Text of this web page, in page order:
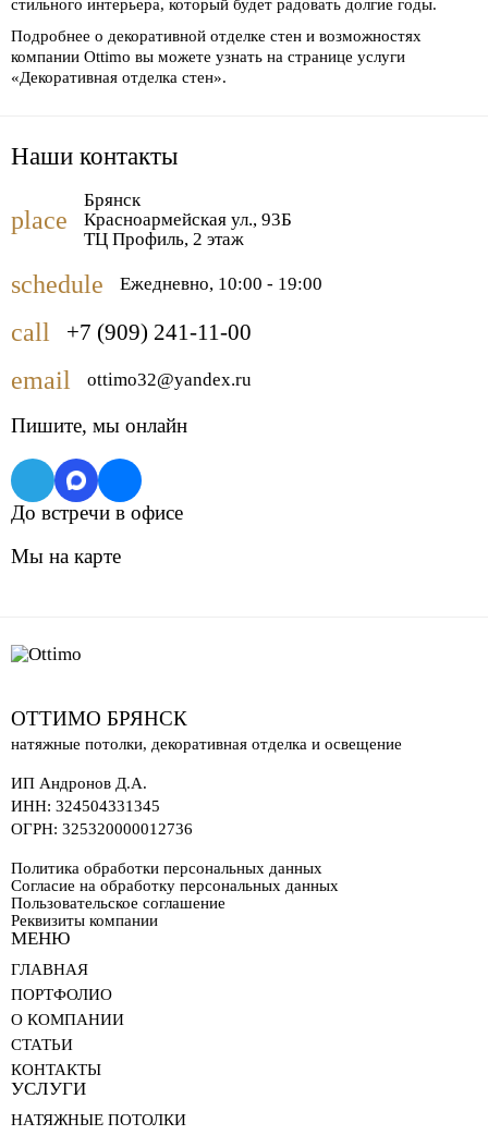
стильного интерьера, который будет радовать долгие годы.
Подробнее о декоративной отделке стен и возможностях
компании Ottimo вы можете узнать на странице услуги
«Декоративная отделка стен».
Наши контакты
place
Брянск
Красноармейская ул., 93Б
ТЦ Профиль, 2 этаж
schedule Ежедневно, 10:00 - 19:00
call +7 (909) 241-11-00
email ottimo32@yandex.ru
Пишите, мы онлайн
До встречи в офисе
Мы на карте
ОТТИМО БРЯНСК
натяжные потолки, декоративная отделка и освещение
ИП Андронов Д.А.
ИНН: 324504331345
ОГРН: 325320000012736
Политика обработки персональных данных
Согласие на обработку персональных данных
Пользовательское соглашение
Реквизиты компании
МЕНЮ
ГЛАВНАЯ
ПОРТФОЛИО
О КОМПАНИИ
СТАТЬИ
КОНТАКТЫ
УСЛУГИ
НАТЯЖНЫЕ ПОТОЛКИ